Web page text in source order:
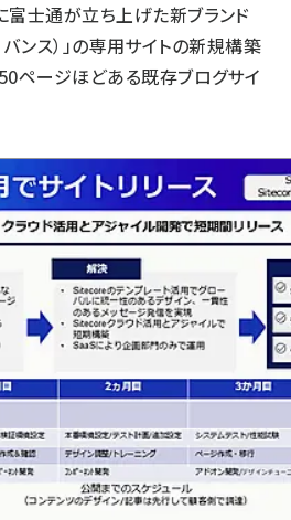
富士通が立ち上げた新ブランド
ンス）」の専用サイトの新規構築
ページほどある既存ブログサイ